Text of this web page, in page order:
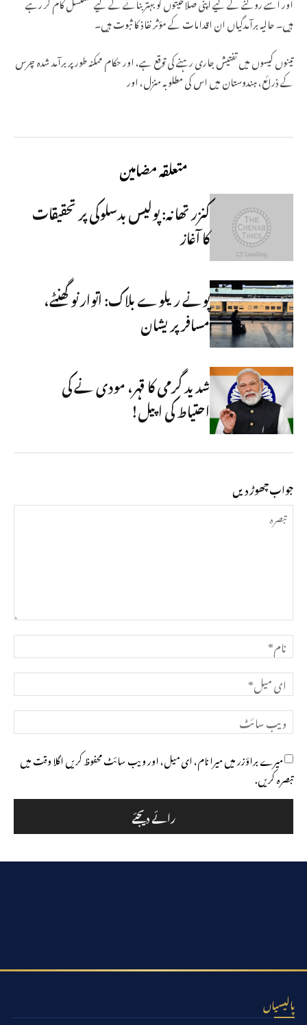
ہیں۔ حالیہ برآمدگیاں ان اقدامات کے مؤثر نفاذ کا ثبوت ہیں۔
تینوں کیسوں میں تفتیش جاری رہنے کی توقع ہے، اور حکام ممکنہ طور پر برآمد شدہ چرس
کے ذرائع، ہندوستان میں اس کی مطلوبہ منزل، اور
متعلقہ مضامین
کنزر تھانہ: پولیس بدسلوکی پر تحقیقات
کا آغاز
پونے ریلوے بلاک: اتوار نو گھنٹے،
مسافر پریشان
شدید گرمی کا قہر، مودی نے کی
احتیاط کی اپیل!
جواب چھوڑ دیں
تبصرہ
نام*
ای
میل*
ویب
سائٹ
میرے براؤزر میں میرا نام، ای میل، اور ویب سائٹ محفوظ کریں اگلا وقت میں
تبصرہ کریں.
پالیسیاں